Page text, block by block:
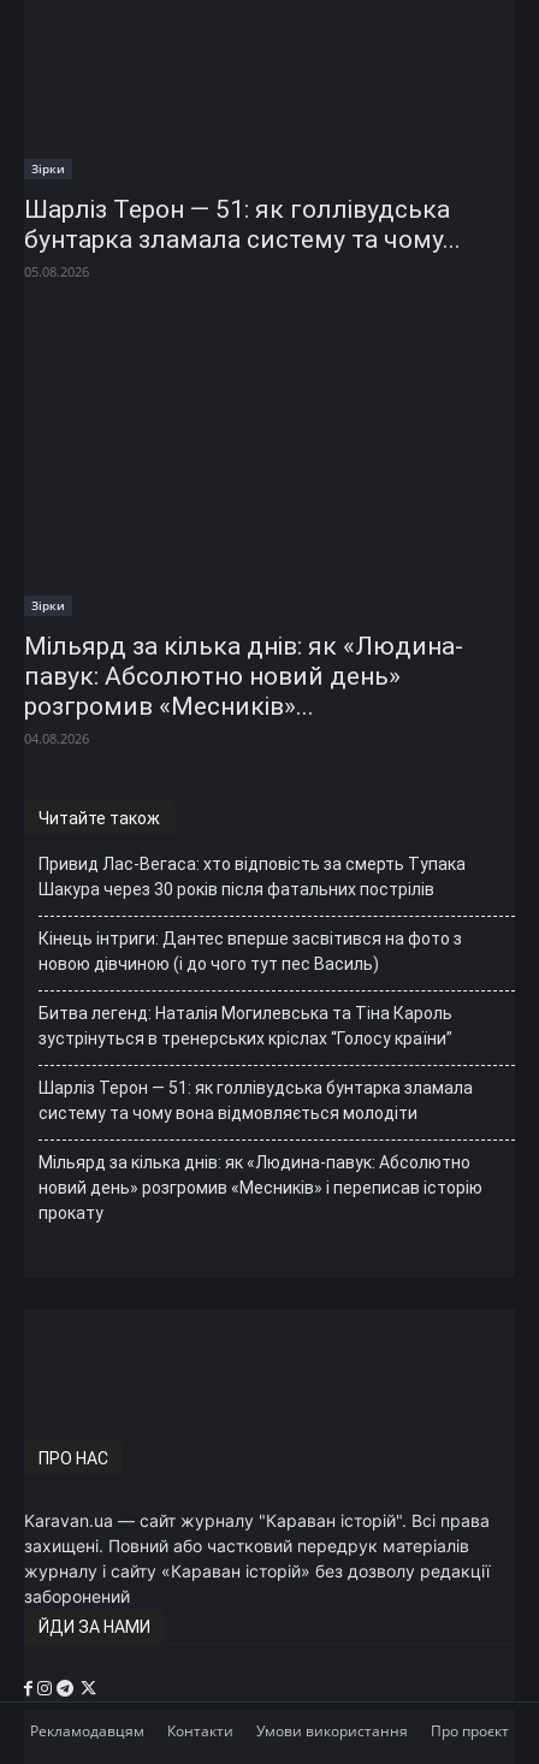
Зірки
Шарліз Терон — 51: як голлівудська
бунтарка зламала систему та чому...
05.08.2026
Зірки
Мільярд за кілька днів: як «Людина-
павук: Абсолютно новий день»
розгромив «Месників»...
04.08.2026
Читайте також
Привид Лас-Вегаса: хто відповість за смерть Тупака
Шакура через 30 років після фатальних пострілів
Кінець інтриги: Дантес вперше засвітився на фото з
новою дівчиною (і до чого тут пес Василь)
Битва легенд: Наталія Могилевська та Тіна Кароль
зустрінуться в тренерських кріслах “Голосу країни”
Шарліз Терон — 51: як голлівудська бунтарка зламала
систему та чому вона відмовляється молодіти
Мільярд за кілька днів: як «Людина-павук: Абсолютно
новий день» розгромив «Месників» і переписав історію
прокату
ПРО НАС
Karavan.ua — сайт журналу "Караван історій". Всі права
захищені. Повний або частковий передрук матеріалів
журналу і сайту «Караван історій» без дозволу редакції
заборонений
ЙДИ ЗА НАМИ
Рекламодавцям Контакти Умови використання Про проєкт